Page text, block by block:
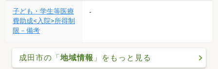
子ども・学生等医療
費助成<入院>所得制
限－備考
-
成田市の「 地域情報 」をもっと見る